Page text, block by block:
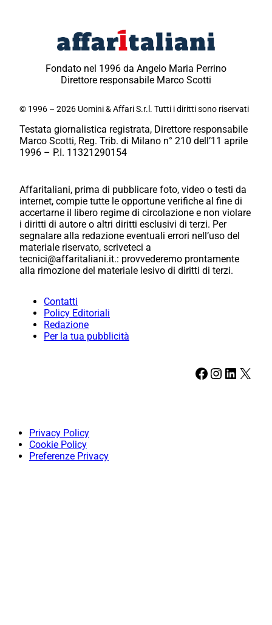
Fondato nel 1996 da Angelo Maria Perrino
Direttore responsabile Marco Scotti
© 1996 – 2026 Uomini & Affari S.r.l. Tutti i diritti sono riservati
Testata giornalistica registrata, Direttore responsabile
Marco Scotti, Reg. Trib. di Milano n° 210 dell’11 aprile
1996 – P.I. 11321290154
Affaritaliani, prima di pubblicare foto, video o testi da
internet, compie tutte le opportune verifiche al fine di
accertarne il libero regime di circolazione e non violare
i diritti di autore o altri diritti esclusivi di terzi. Per
segnalare alla redazione eventuali errori nell’uso del
materiale riservato, scriveteci a
tecnici@affaritaliani.it.: provvederemo prontamente
alla rimozione del materiale lesivo di diritti di terzi.
Contatti
Policy Editoriali
Redazione
Per la tua pubblicità
Facebook Instagram LinkedIn X
Privacy Policy
Cookie Policy
Preferenze Privacy